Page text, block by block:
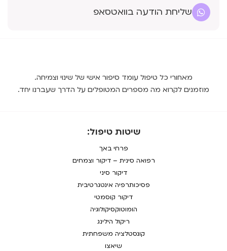
שליחת הודעה בוואטסאפ
מאחורי כל טיפול עומד סיפור אישי של שינוי וצמיחה.
מוזמנים לקרוא מה מספרים המטופלים על הדרך שעברנו יחד.
שיטות טיפול:
פרחי באך
רפואה סינית – דיקור וצמחים
דיקור סיני
פסיכותרפיה אינטגרטיבית
דיקור קוסמטי
הומוטוקסיקולוגיה
ריקול הילינג
קונסטלציה משפחתית
שיאצו